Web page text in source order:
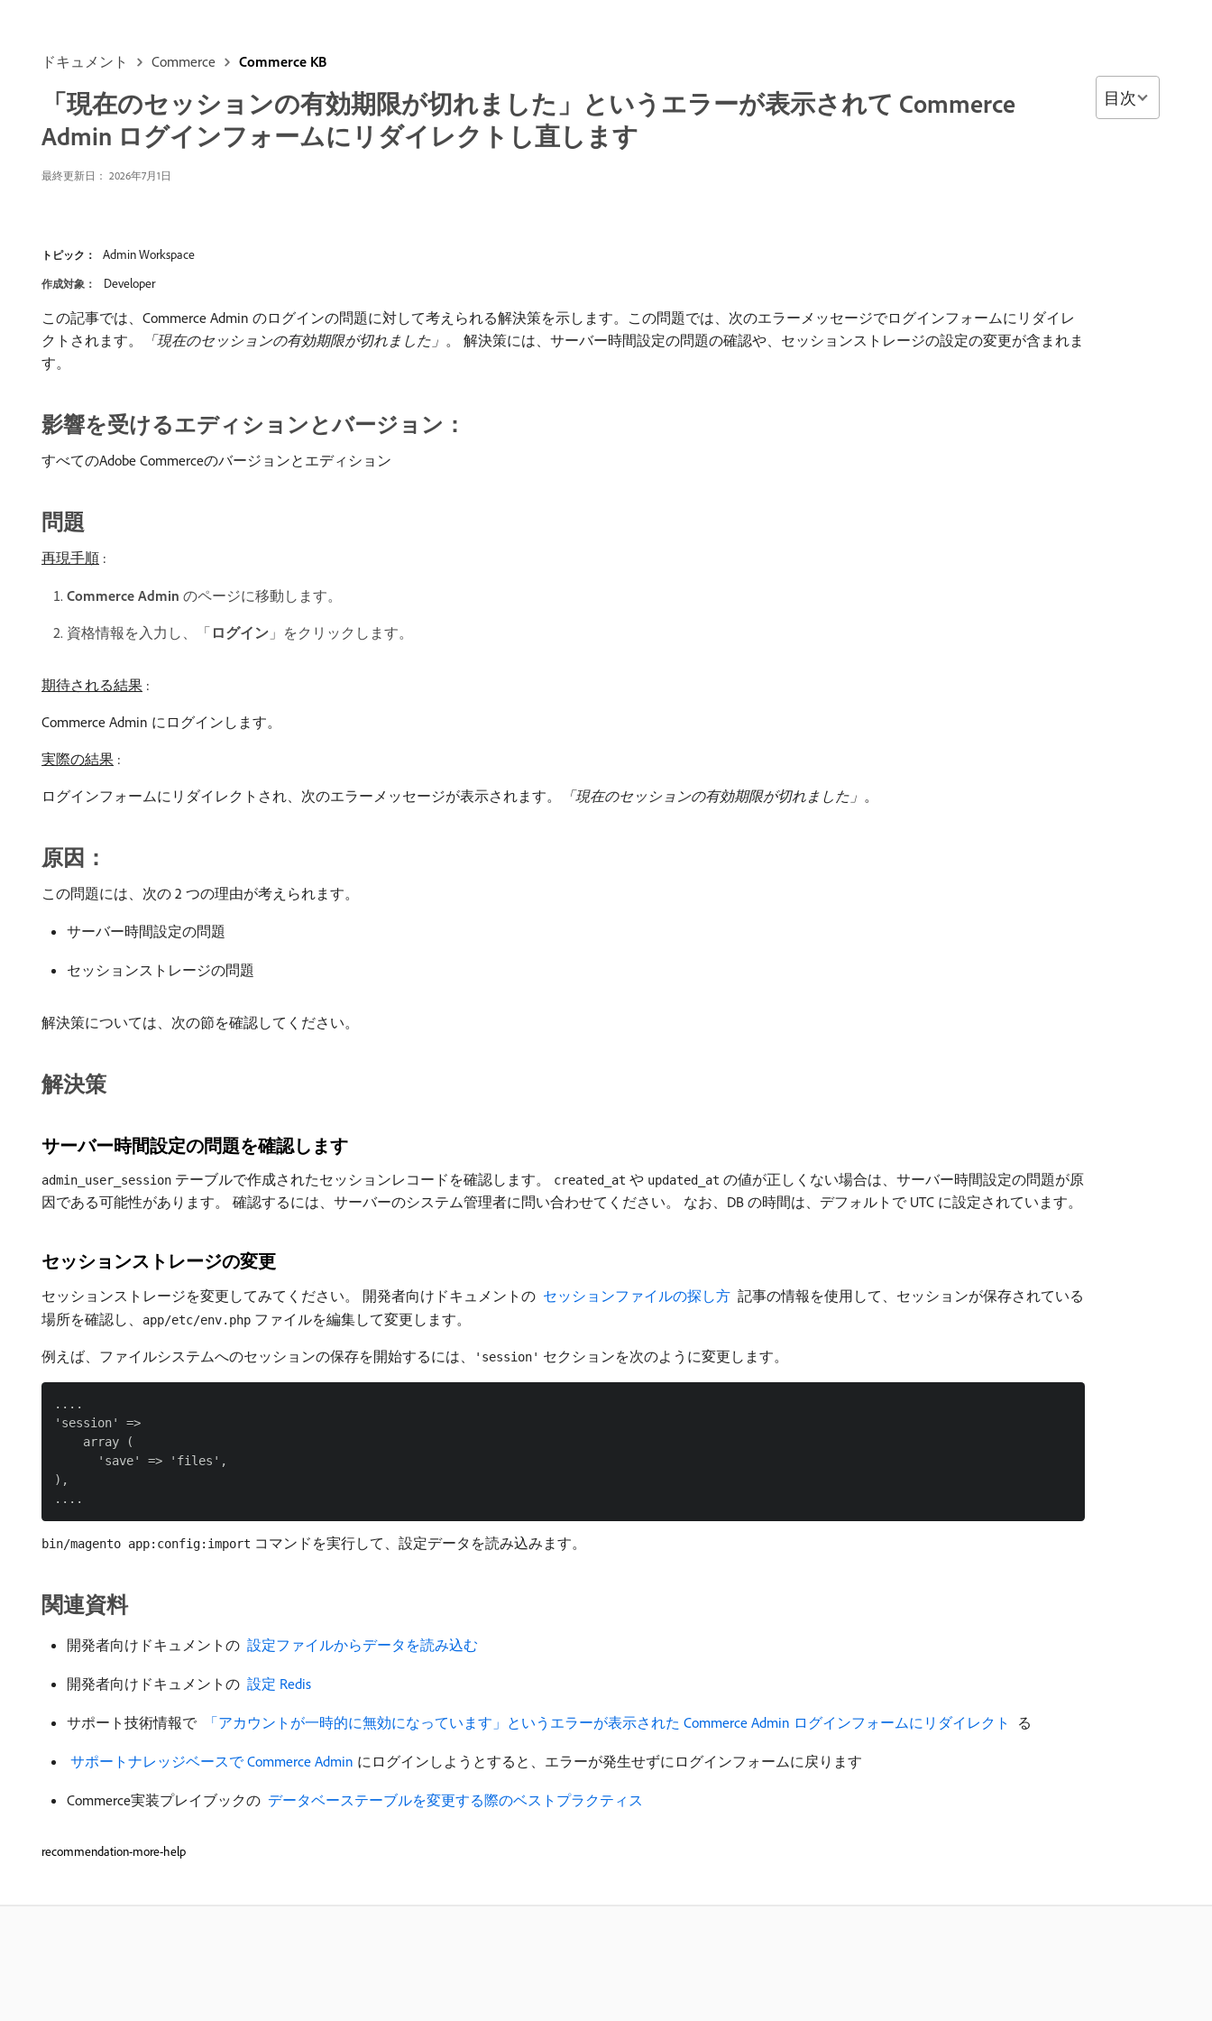
ドキュメント Commerce Commerce KB
「現在のセッションの有効期限が切れました」というエラーが表示されて Commerce
Admin ログインフォームにリダイレクトし直します
最終更新日： 2026年7月1日
トピック： Admin Workspace
作成対象： Developer
この記事では、Commerce Admin のログインの問題に対して考えられる解決策を示します。この問題では、次のエラーメッセージでログインフォームにリダイレ
クトされます。
「現在のセッションの有効期限が切れました」 。 解決策には、サーバー時間設定の問題の確認や、セッションストレージの設定の変更が含まれま
す。
影響を受けるエディションとバージョン：
すべてのAdobe Commerceのバージョンとエディション
問題
再現手順 :
Commerce Admin のページに移動します。
資格情報を入力し、「 ログイン 」をクリックします。
期待される結果 :
Commerce Admin にログインします。
実際の結果 :
ログインフォームにリダイレクトされ、次のエラーメッセージが表示されます。 「現在のセッションの有効期限が切れました」 。
原因：
この問題には、次の 2 つの理由が考えられます。
サーバー時間設定の問題
セッションストレージの問題
解決策については、次の節を確認してください。
解決策
サーバー時間設定の問題を確認します
admin_user_session テーブルで作成されたセッションレコードを確認します。 created_at や updated_at の値が正しくない場合は、サーバー時間設定の問題が原
因である可能性があります。 確認するには、サーバーのシステム管理者に問い合わせてください。 なお、DB の時間は、デフォルトで UTC に設定されています。
セッションストレージの変更
セッションストレージを変更してみてください。 開発者向けドキュメントの ​ セッションファイルの探し方 ​ 記事の情報を使用して、セッションが保存されている
場所を確認し、
app/etc/env.php ファイルを編集して変更します。
例えば、ファイルシステムへのセッションの保存を開始するには、 'session' セクションを次のように変更します。
....
'session' =>
    array (
      'save' => 'files',
),
bin/magento app:config:import コマンドを実行して、設定データを読み込みます。
関連資料
開発者向けドキュメントの ​ 設定ファイルからデータを読み込む ​
開発者向けドキュメントの ​ 設定 Redis
サポート技術情報で ​ 「アカウントが一時的に無効になっています」というエラーが表示された Commerce Admin ログインフォームにリダイレクト ​ る
​ サポートナレッジベースで Commerce Admin にログインしようとすると、エラーが発生せずにログインフォームに戻ります
Commerce実装プレイブックの ​ データベーステーブルを変更する際のベストプラクティス ​
recommendation-more-help
目次